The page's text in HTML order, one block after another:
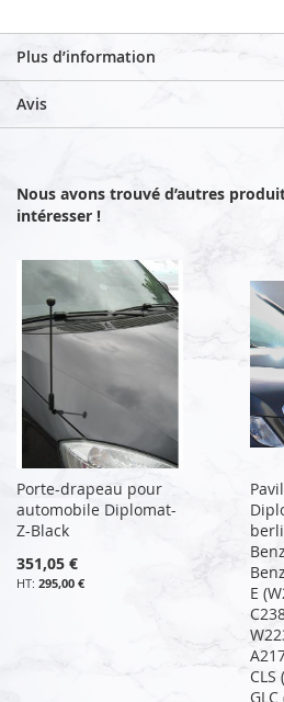
Plus d’information
Avis
Nous avons trouvé d’autres
intéresser !
Porte-drapeau pour
automobile Diplomat-
Z-Black
351,05 €
295,00 €
E
CLS